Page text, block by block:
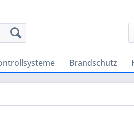
Brandschutz